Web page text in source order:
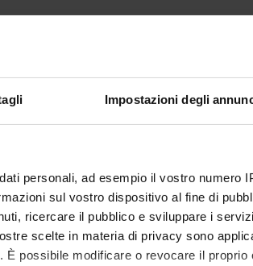
Impostazioni degli
personali, ad esempio il vostro numero
sul vostro dispositivo al fine di
ricercare il pubblico e sviluppare i
scelte in materia di privacy sono
possibile modificare o revocare il
354Kb